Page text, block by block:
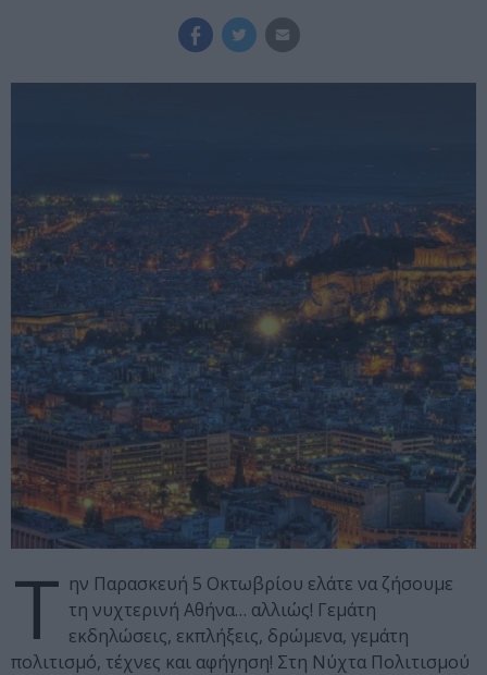
Τ ην Παρασκευή 5 Οκτωβρίου ελάτε να ζήσουμε
τη νυχτερινή Αθήνα… αλλιώς! Γεμάτη
εκδηλώσεις, εκπλήξεις, δρώμενα, γεμάτη
πολιτισμό, τέχνες και αφήγηση! Στη Νύχτα Πολιτισμού